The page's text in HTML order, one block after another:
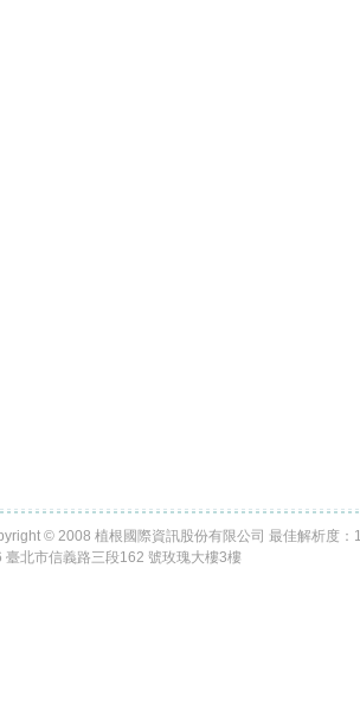
© 2008 植根國際資訊股份有限公司 最佳解析度：
臺北市信義路三段162 號玫瑰大樓3樓